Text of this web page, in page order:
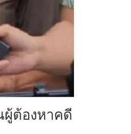
ผู้ต้องหาคดี